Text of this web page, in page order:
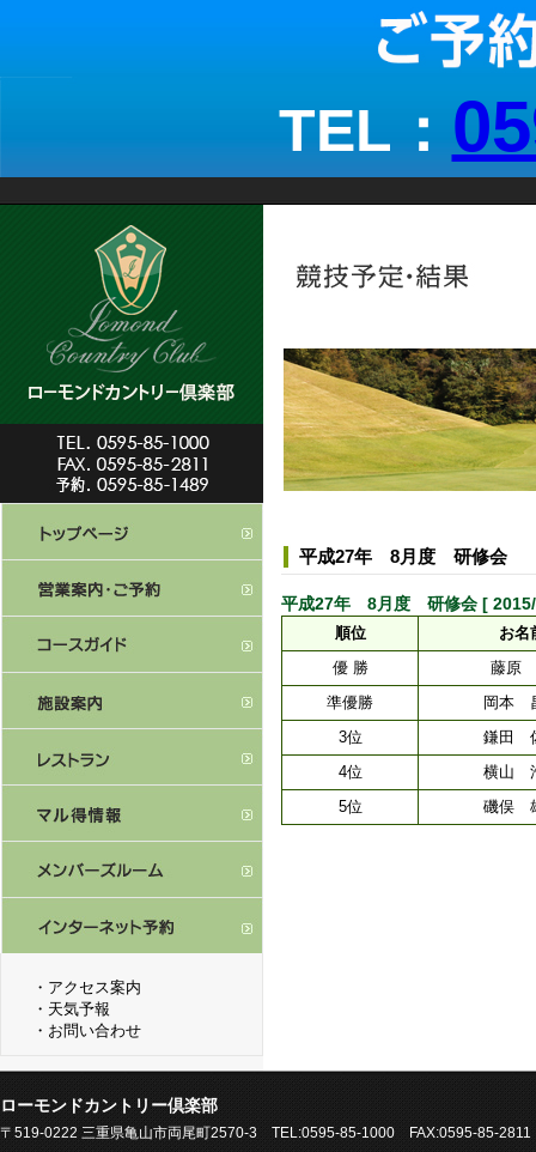
TEL：
・ アクセス案内
・ 天気予報
・ お問い合わせ
平成27年 8月度 研修会
平成27年 8月度 研修会 [
順位
お名
優 勝
藤原
準優勝
岡本
3位
鎌田
4位
横山
5位
磯俣
ローモンドカントリー倶楽部
〒519-0222 三重県亀山市両尾町2570-3 TEL:0595-85-1000 FAX:0595-85-2811